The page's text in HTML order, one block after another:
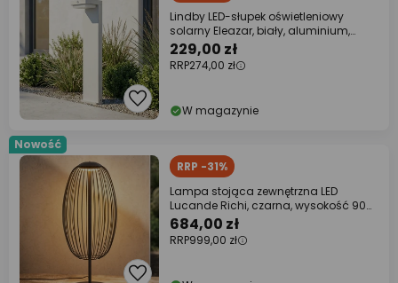
Lindby LED-słupek oświetleniowy
solarny Eleazar, biały, aluminium,
czujnik
229,00 zł
RRP274,00 zł
W magazynie
Nowość
RRP -31%
Lampa stojąca zewnętrzna LED
Lucande Richi, czarna, wysokość 90
cm, IP44
684,00 zł
RRP999,00 zł